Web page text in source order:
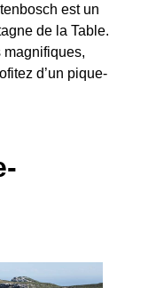
est un
de la Table.
magnifiques,
d’un pique-